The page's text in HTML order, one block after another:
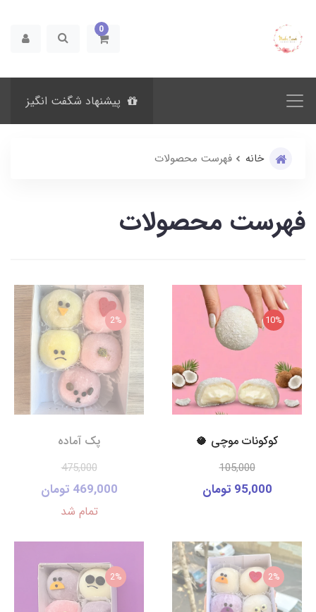
0
پیشنهاد شگفت انگیز
خانه فهرست محصولات
فهرست محصولات
کوکونات موچی 🥥
105,000
95,000 تومان
10%
پک آماده
475,000
469,000 تومان
2%
تمام شد
2%
2%